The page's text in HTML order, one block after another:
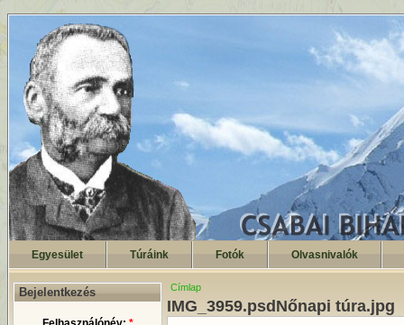
Egyesület Túráink Fotók Olvasnivalók
Bejelentkezés Címlap
IMG_3959.psdNőnapi túra.jpg